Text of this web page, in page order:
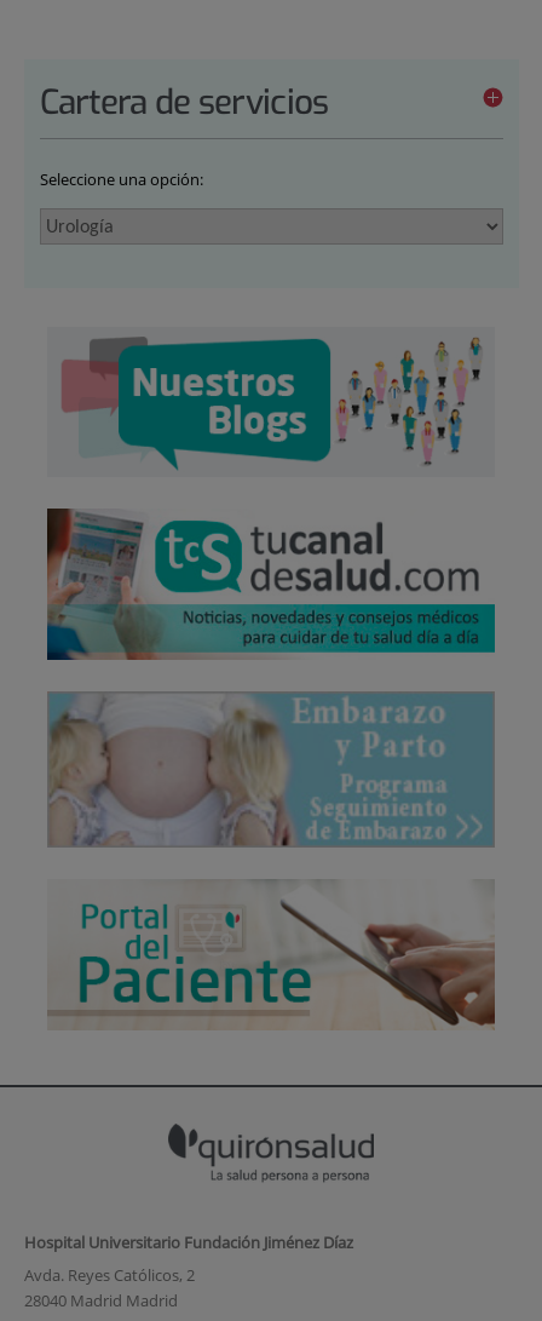
Cartera de servicios
Seleccione una opción:
Hospital Universitario Fundación Jiménez Díaz
Avda. Reyes Católicos, 2
28040 Madrid Madrid